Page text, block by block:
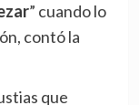
” cuando lo
contó la
que